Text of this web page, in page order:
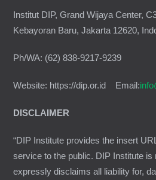
Institut DIP, Grand Wijaya Center,
Kebayoran Baru, Jakarta 12620,
Ph/WA: (62) 838-9217-9239
Website: https://dip.or.id Email:
DISCLAIMER
“DIP Institute provides the insert
service to the public. DIP Institute is
expressly disclaims all liability for,